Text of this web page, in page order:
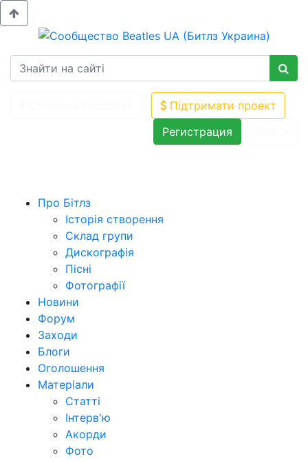
Підтримати проект
Регистрация
Про Бітлз
Історія створення
Склад групи
Дискографія
Пісні
Фотографії
Новини
Форум
Заходи
Блоги
Оголошення
Матеріали
Статті
Інтерв'ю
Акорди
Фото